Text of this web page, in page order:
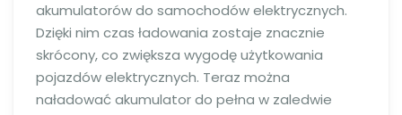
akumulatorów do samochodów elektrycznych.
Dzięki nim czas ładowania zostaje znacznie
skrócony, co zwiększa wygodę użytkowania
pojazdów elektrycznych. Teraz można
naładować akumulator do pełna w zaledwie